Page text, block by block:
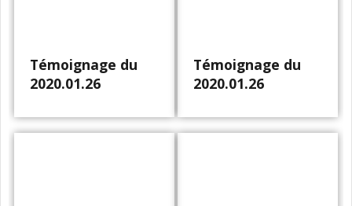
Témoignage du
2020.01.26
Témoignage du
2020.01.26